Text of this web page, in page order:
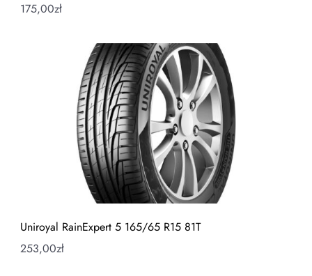
175,00zł
Uniroyal RainExpert 5 165/65 R15 81T
253,00zł